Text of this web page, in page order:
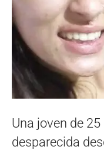
Una joven de
desparecida